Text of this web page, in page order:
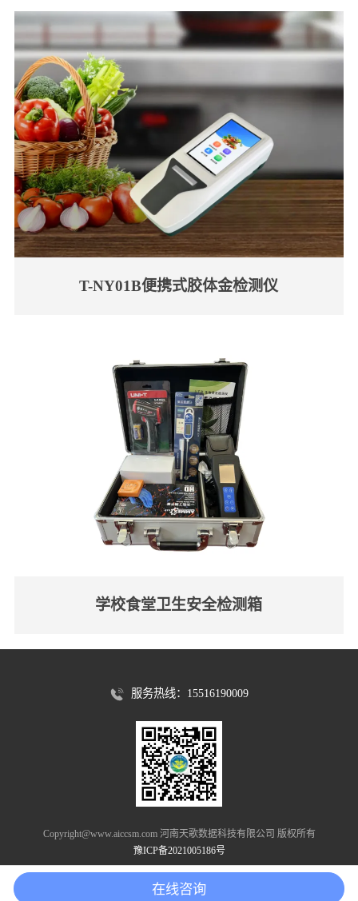
T-NY01B便携式胶体金检测仪
学校食堂卫生安全检测箱
服务热线：15516190009
Copyright@www.aiccsm.com 河南天歌数据科技有限公司 版权所有
豫ICP备2021005186号
在线咨询